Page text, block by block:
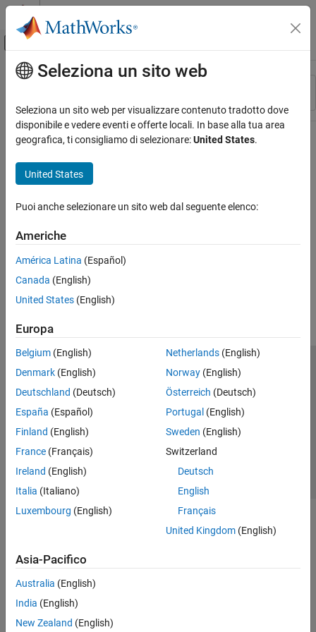
Vai al contenuto
Attiva/disattiva menu di navigazione
Risorsa
Stato
Contenuto principale
Seleziona un sito web
Seleziona un sito web per visualizzare contenuto tradotto dove
disponibile e vedere eventi e offerte locali. In base alla tua area
geografica, ti consigliamo di selezionare:United States.
United States
Puoi anche selezionare un sito web dal seguente elenco:
Americhe
América Latina (Español)
Canada (English)
United States (English)
Europa
Belgium (English)
Denmark (English)
Deutschland (Deutsch)
España (Español)
Finland (English)
France (Français)
Ireland (English)
Italia (Italiano)
Luxembourg (English)
Netherlands(English)
Norway(English)
Österreich (Deutsch)
Portugal (English)
Sweden (English)
Switzerland
Deutsch
English
Français
United Kingdom(English)
Asia-Pacifico
Australia (English)
India (English)
New Zealand (English)
Centro di fiducia
Informativa sulla privacy
Antipirateria
Stato dell'applicazione
Contatti
© 1994-2026 The MathWorks, Inc.